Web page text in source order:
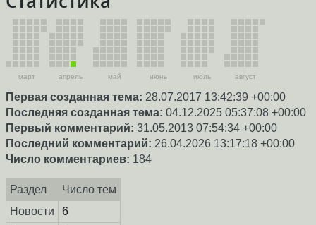
март апрель май июнь июль август
Первая созданная тема: 28.07.2017 13:42:39 +00:00
Последняя созданная тема: 04.12.2025 05:37:08 +00:00
Первый комментарий: 31.05.2013 07:54:34 +00:00
Последний комментарий: 26.04.2026 13:17:18 +00:00
Число комментариев: 184
Раздел
Число тем
Новости
6